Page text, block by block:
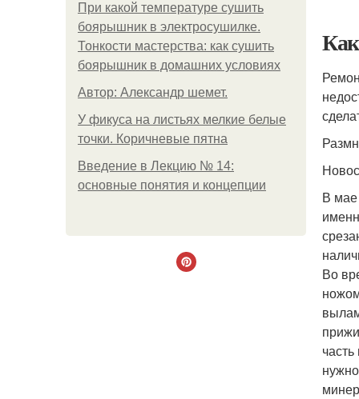
При какой температуре сушить
боярышник в электросушилке.
Тонкости мастерства: как сушить
боярышник в домашних условиях
Автор: Александр шемет.
У фикуса на листьях мелкие белые
точки. Коричневые пятна
Введение в Лекцию № 14:
основные понятия и концепции
В мае
Во